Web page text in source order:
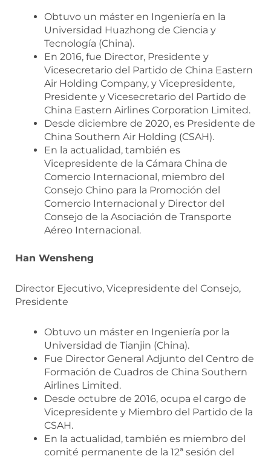
Obtuvo un máster en Ingeniería en la
Universidad Huazhong de Ciencia y
Tecnología (China).
En 2016, fue Director, Presidente y
Vicesecretario del Partido de China Eastern
Air Holding Company, y Vicepresidente,
Presidente y Vicesecretario del Partido de
China Eastern Airlines Corporation Limited.
Desde diciembre de 2020, es Presidente de
China Southern Air Holding (CSAH).
En la actualidad, también es
Vicepresidente de la Cámara China de
Comercio Internacional, miembro del
Consejo Chino para la Promoción del
Comercio Internacional y Director del
Consejo de la Asociación de Transporte
Aéreo Internacional.
Han Wensheng
Director Ejecutivo, Vicepresidente del Consejo,
Presidente
Obtuvo un máster en Ingeniería por la
Universidad de Tianjin (China).
Fue Director General Adjunto del Centro de
Formación de Cuadros de China Southern
Airlines Limited.
Desde octubre de 2016, ocupa el cargo de
Vicepresidente y Miembro del Partido de la
CSAH.
En la actualidad, también es miembro del
comité permanente de la 12ª sesión del